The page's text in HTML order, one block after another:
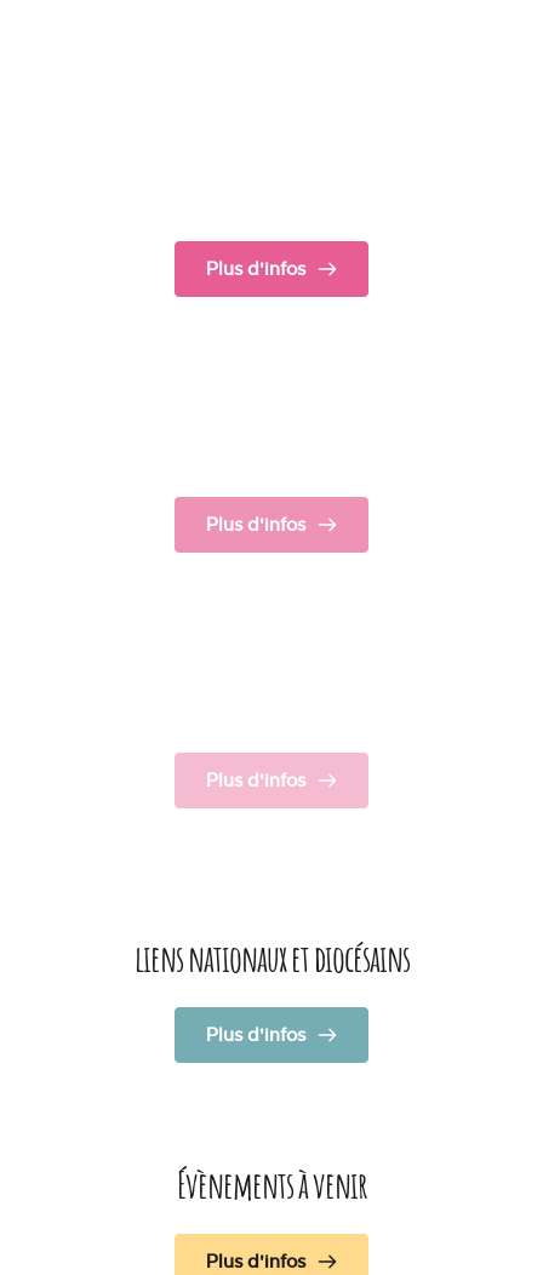
Plus d'infos
Plus d'infos
Plus d'infos
liens nationaux et diocésains
Plus d'infos
Évènements à venir
Plus d'infos